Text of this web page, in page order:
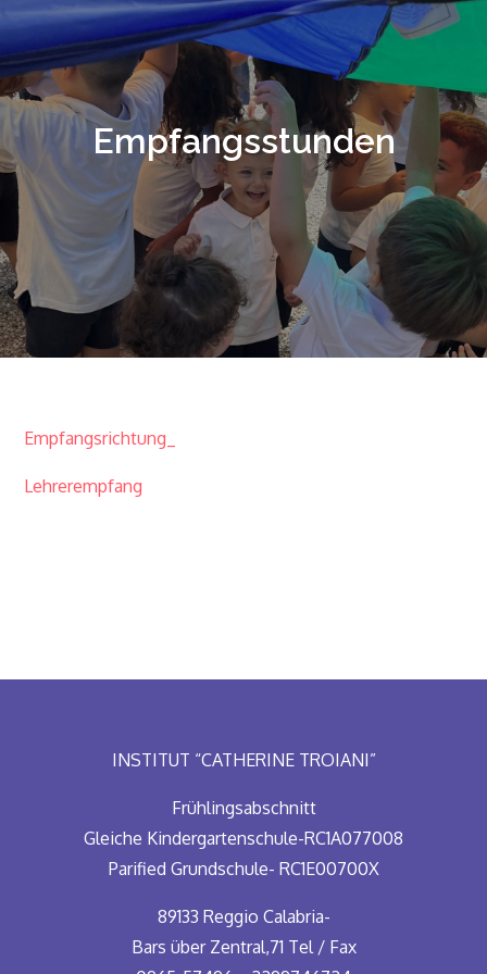
Empfangsstunden
Empfangsrichtung_
Lehrerempfang
INSTITUT “CATHERINE TROIANI”
Frühlingsabschnitt
Gleiche Kindergartenschule-RC1A077008
Parified Grundschule- RC1E00700X
89133 Reggio Calabria-
Bars über Zentral,71 Tel / Fax